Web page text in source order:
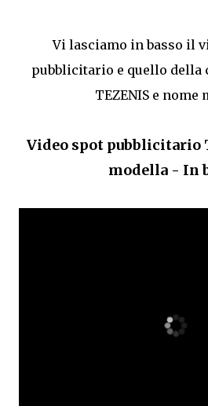
Vi lasciamo in basso il
pubblicitario e quello della
TEZENIS e nome
Video spot pubblicitario
modella - In